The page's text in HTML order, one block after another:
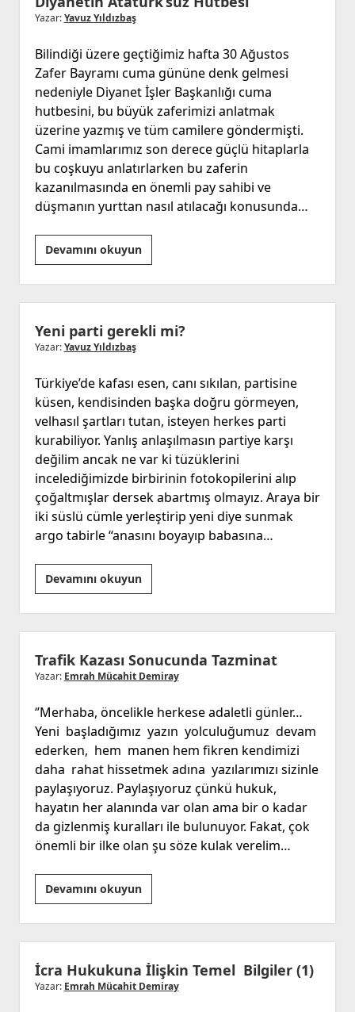
Biz
!
Yazar:Yavuz Yıldızbaş
Bilindiği üzere geçtiğimiz hafta 30 Ağustos
Zafer Bayramı cuma gününe denk gelmesi
nedeniyle Diyanet İşler Başkanlığı cuma
hutbesini, bu büyük zaferimizi anlatmak
üzerine yazmış ve tüm camilere göndermişti.
Cami imamlarımız son derece güçlü hitaplarla
bu coşkuyu anlatırlarken bu zaferin
kazanılmasında en önemli pay sahibi ve
düşmanın yurttan nasıl atılacağı konusunda…
Devamını okuyunDiyanetin
Atatürk’süz
Hutbesi
Yeni parti gerekli mi?
Yazar:Yavuz Yıldızbaş
Türkiye’de kafası esen, canı sıkılan, partisine
küsen, kendisinden başka doğru görmeyen,
velhasıl şartları tutan, isteyen herkes parti
kurabiliyor. Yanlış anlaşılmasın partiye karşı
değilim ancak ne var ki tüzüklerini
incelediğimizde birbirinin fotokopilerini alıp
çoğaltmışlar dersek abartmış olmayız. Araya bir
iki süslü cümle yerleştirip yeni diye sunmak
argo tabirle “anasını boyayıp babasına…
Devamını okuyunYeni
parti
gerekli
mi?
Trafik Kazası Sonucunda Tazminat
Yazar: Emrah Mücahit Demiray
‘’Merhaba, öncelikle herkese adaletli günler…
Yeni başladığımız yazın yolculuğumuz devam
ederken, hem manen hem fikren kendimizi
daha rahat hissetmek adına yazılarımızı sizinle
paylaşıyoruz. Paylaşıyoruz çünkü hukuk,
hayatın her alanında var olan ama bir o kadar
da gizlenmiş kuralları ile bulunuyor. Fakat, çok
önemli bir ilke olan şu söze kulak verelim…
Devamını okuyunTrafik
Kazası Sonucunda
Tazminat
İcra Hukukuna İlişkin Temel Bilgiler (1)
Yazar: Emrah Mücahit Demiray